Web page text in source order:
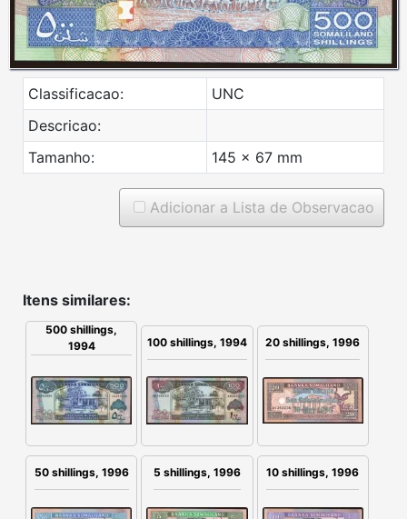
Classificacao:
UNC
Descricao:
Tamanho:
145 x 67 mm
Adicionar a Lista de Observacao
Itens similares:
500 shillings,
1994
100 shillings, 1994 20 shillings, 1996
50 shillings, 1996 5 shillings, 1996 10 shillings, 1996